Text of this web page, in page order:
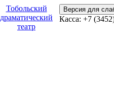
Тобольский
драматический
театр
Версия для
Касса: +7